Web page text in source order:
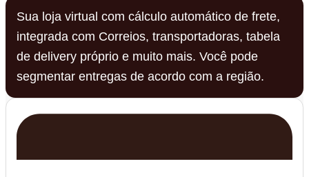
Sua loja virtual com cálculo automático de frete,
integrada com Correios, transportadoras, tabela
de delivery próprio e muito mais. Você pode
segmentar entregas de acordo com a região.